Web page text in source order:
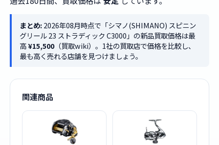
まとめ:2026年08月時点で「シマノ(SHIMANO) スピニン
グリール 23 ストラディック C3000」の新品買取価格は最
高¥15,500（買取wiki）。1社の買取店で価格を比較し、
最も高く売れる店舗を見つけましょう。
関連商品